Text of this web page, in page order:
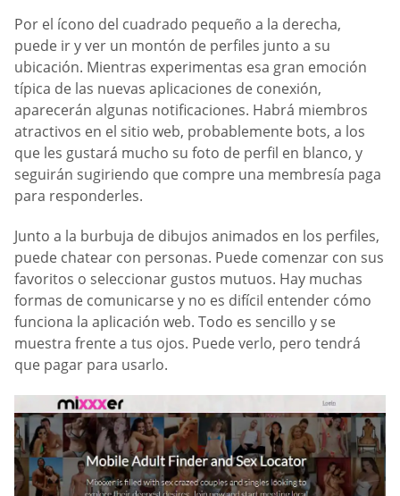
Por el ícono del cuadrado pequeño a la derecha,
puede ir y ver un montón de perfiles junto a su
ubicación. Mientras experimentas esa gran emoción
típica de las nuevas aplicaciones de conexión,
aparecerán algunas notificaciones. Habrá miembros
atractivos en el sitio web, probablemente bots, a los
que les gustará mucho su foto de perfil en blanco, y
seguirán sugiriendo que compre una membresía paga
para responderles.
Junto a la burbuja de dibujos animados en los perfiles,
puede chatear con personas. Puede comenzar con sus
favoritos o seleccionar gustos mutuos. Hay muchas
formas de comunicarse y no es difícil entender cómo
funciona la aplicación web. Todo es sencillo y se
muestra frente a tus ojos. Puede verlo, pero tendrá
que pagar para usarlo.